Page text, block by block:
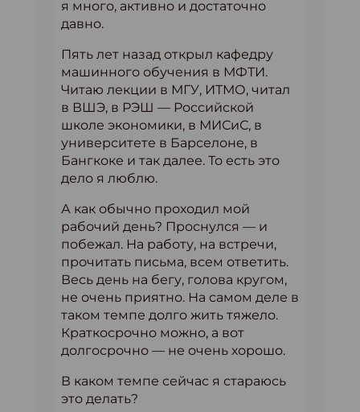
я много, активно и достаточно
давно.
Пять лет назад открыл кафедру
машинного обучения в МФТИ.
Читаю лекции в МГУ, ИТМО, читал
в ВШЭ, в РЭШ — Российской
школе экономики, в МИСиС, в
университете в Барселоне, в
Бангкоке и так далее. То есть это
дело я люблю.
А как обычно проходил мой
рабочий день? Проснулся — и
побежал. На работу, на встречи,
прочитать письма, всем ответить.
Весь день на бегу, голова кругом,
не очень приятно. На самом деле в
таком темпе долго жить тяжело.
Краткосрочно можно, а вот
долгосрочно — не очень хорошо.
В каком темпе сейчас я стараюсь
это делать?